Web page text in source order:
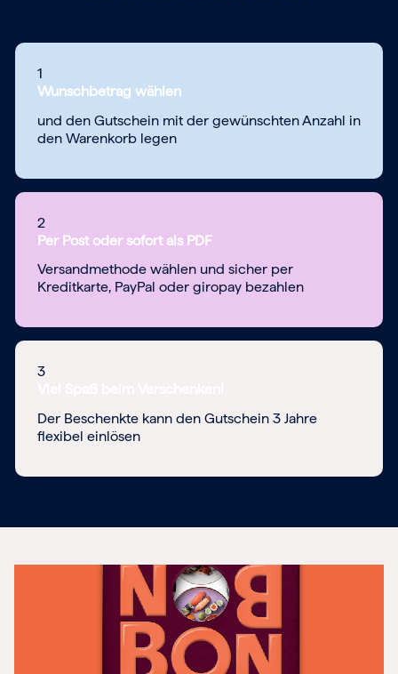
1
Wunschbetrag wählen
und den Gutschein mit der gewünschten Anzahl in
den Warenkorb legen
2
Per Post oder sofort als PDF
Versandmethode wählen und sicher per
Kreditkarte, PayPal oder giropay bezahlen
3
Der Beschenkte kann den Gutschein 3 Jahre
flexibel einlösen